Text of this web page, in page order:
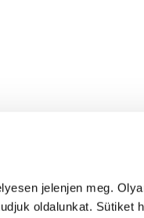
jelenjen meg.
oldalunkat. Sütiket